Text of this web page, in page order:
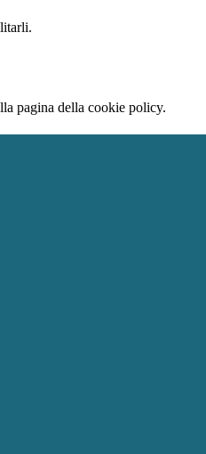
pagina della cookie policy.